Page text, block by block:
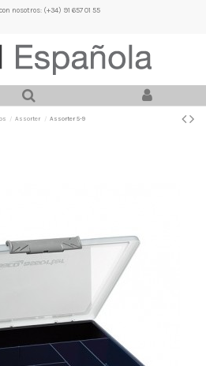
nosotros: (+34) 91 657 01 55
Assorter Assorter 5-9